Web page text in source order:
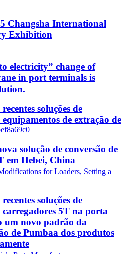
Changsha International
Exhibition
electricity” change of
in port terminals is
soluções de
de extração de
solução de conversão de
em Hebei, China
soluções de
5T na porta
um novo padrão da
de Pumbaa dos produtos